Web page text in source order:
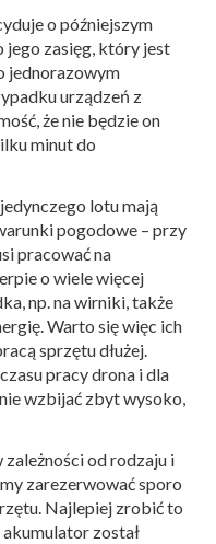
o późniejszym
zasięg, który jest
jednorazowym
urządzeń z
że nie będzie on
minut do
lotu mają
pogodowe – przy
pracować na
o wiele więcej
np. na wirniki, także
Warto się więc ich
sprzętu dłużej.
pracy drona i dla
wzbijać zbyt wysoko,
zależności od rodzaju i
zarezerwować sporo
Najlepiej zrobić to
akumulator został